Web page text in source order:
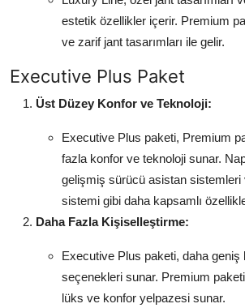
estetik özellikler içerir. Premium
ve zarif jant tasarımları ile gelir.
Executive Plus Paket
Üst Düzey Konfor ve Teknoloji:
Executive Plus paketi, Premium
fazla konfor ve teknoloji sunar.
gelişmiş sürücü asistan sistemleri
sistemi gibi daha kapsamlı
Daha Fazla Kişiselleştirme:
Executive Plus paketi, daha
seçenekleri sunar. Premium
lüks ve konfor yelpazesi sunar.